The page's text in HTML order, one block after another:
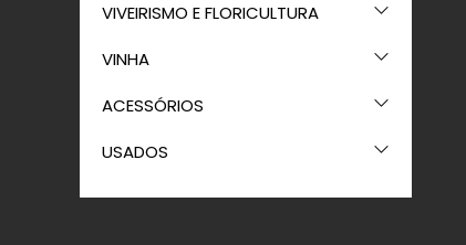
VIVEIRISMO E FLORICULTURA
VINHA
ACESSÓRIOS
USADOS